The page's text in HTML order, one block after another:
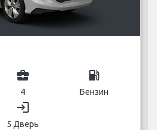
business_center
4
local_gas_station
Бензин
login
5 Дверь